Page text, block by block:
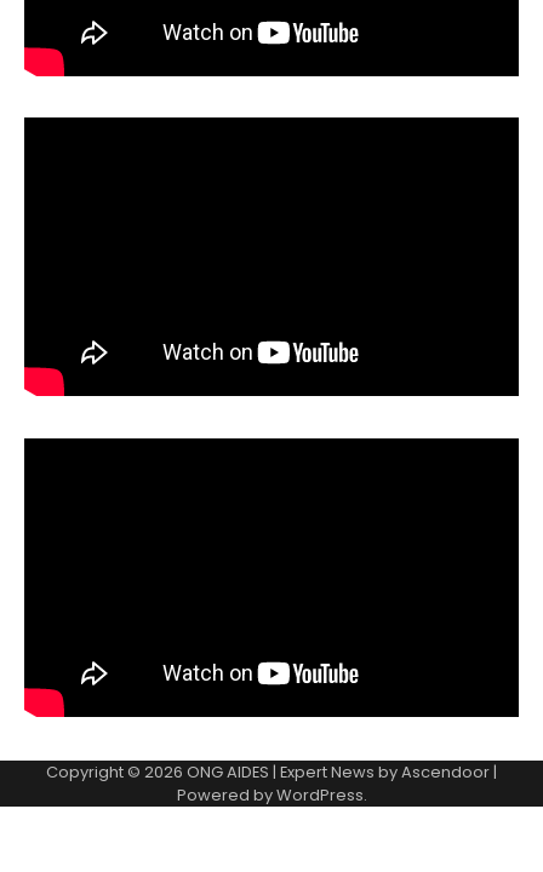
Copyright © 2026 ONG AIDES | Expert News byAscendoor|
Powered byWordPress.